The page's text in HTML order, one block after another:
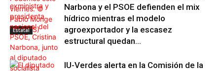
Estatal
Narbona y el PSOE defienden el mix
hídrico mientras el modelo
agroexportador y la escasez
estructural quedan...
IU-Verdes alerta en la Comisión de la